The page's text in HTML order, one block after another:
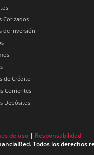
Cotizados
de Inversión
de Crédito
Corrientes
Depósitos
de uso | Responsabilidad
Todos los derechos